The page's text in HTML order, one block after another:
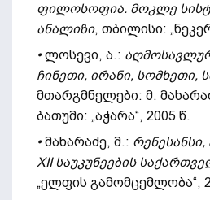
ფილოსოფია. მოკლე
ანალიზი, თბილისი:
•ლოსევი, ა.:
ჩინეთი, ირანი, სომხეთი,
მთარგმნელები: მ.
ბათუმი: „აჭარა“, 2005 წ.
•მახარაძე, მ.: რენესანსი,
XII საუკუნეების
„ელფის გამომცემლობა“,